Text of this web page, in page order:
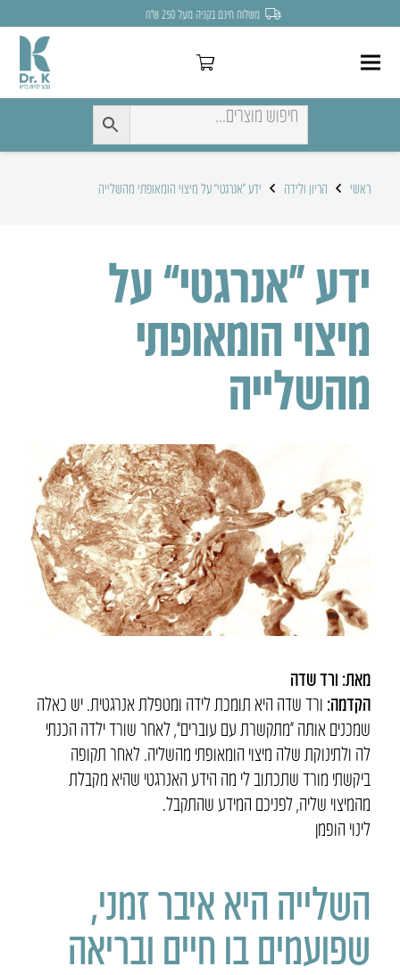
משלוח חינם בקניה מעל 250 ש״ח
ראשי הריון ולידה ידע “אנרגטי” על מיצוי הומאופתי מהשלייה
ידע “אנרגטי” על
מיצוי הומאופתי
מהשלייה
מאת: ורד שדה
הקדמה: ורד שדה היא תומכת לידה ומטפלת אנרגטית. יש כאלה
שמכנים אותה “מתקשרת עם עוברים”, לאחר שורד ילדה הכנתי
לה ולתינוקת שלה מיצוי הומאופתי מהשליה. לאחר תקופה
ביקשתי מורד שתכתוב לי מה הידע האנרגטי שהיא מקבלת
מהמיצוי שליה, לפניכם המידע שהתקבל.
לינוי הופמן
השלייה היא איבר זמני,
שפועמים בו חיים ובריאה